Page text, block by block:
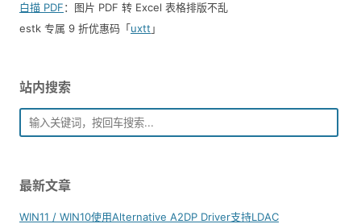
白描 PDF：图片 PDF 转 Excel 表格排版不乱
estk 专属 9 折优惠码「uxtt 」
站内搜索
最新文章
WIN11 / WIN10使用Alternative A2DP Driver支持LDAC